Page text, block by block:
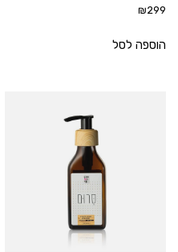
₪299
הוספה לסל